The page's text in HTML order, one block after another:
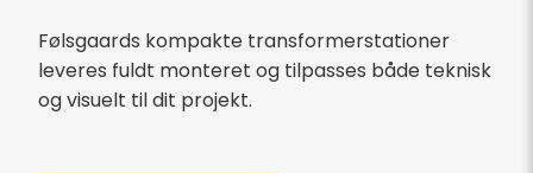
Følsgaards kompakte transformerstationer
leveres fuldt monteret og tilpasses både teknisk
og visuelt til dit projekt.